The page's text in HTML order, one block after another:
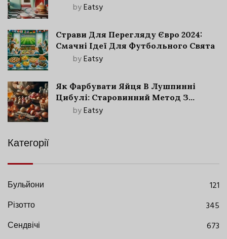
byEatsy
Страви Для Перегляду Євро 2024:
Смачні Ідеї Для Футбольного Свята
byEatsy
Як Фарбувати Яйця В Лушпинні
Цибулі: Старовинний Метод З
Сучасними Нюансами
byEatsy
Категорії
Бульйони
121
Різотто
345
Сендвічі
673